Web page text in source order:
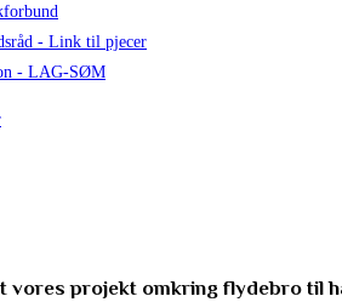
- Link til pjecer
- LAG-SØM
projekt omkring flydebro til